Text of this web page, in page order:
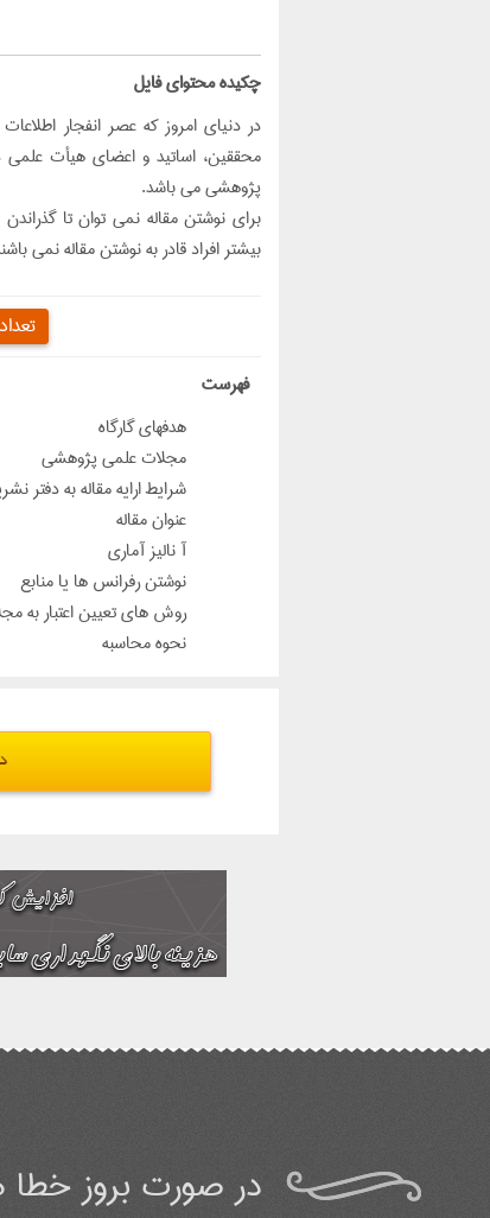
‌چکیده محتوای فایل
در دنياي امروز كه عصر انفجار
محققين، اساتید و اعضاي هيأت
پژوهشي مي باشد.
براي نوشتن مقاله نمي توان تا
بيشتر افراد قادر به نوشتن مقاله نمي
‌فهرست
هدفهاي گارگاه
مجلات علمي پژوهشي
شرايط ارايه مقاله به دفتر
عنوان مقاله
آ نالیز آماری
نوشتن رفرانس ها یا منابع
روش هاي تعيين اعتبار به
نحوه محاسبه
در صورت بروز خطا